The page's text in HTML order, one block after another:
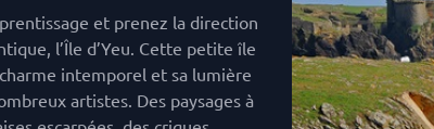
et prenez la direction
l’Île d’Yeu. Cette petite île
intemporel et sa lumière
artistes. Des paysages à